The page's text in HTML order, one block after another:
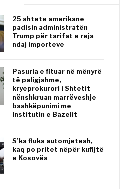
25 shtete amerikane
padisin administratën
Trump për tarifat e reja
ndaj importeve
Pasuria e fituar në mënyrë
të paligjshme,
kryeprokurori i Shtetit
nënshkruan marrëveshje
bashkëpunimi me
Institutin e Bazelit
S’ka fluks automjetesh,
kaq po pritet nëpër kufijtë
e Kosovës